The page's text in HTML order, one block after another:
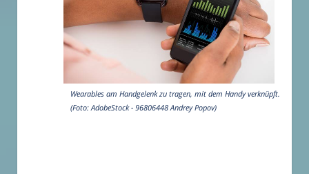
Wearables am Handgelenk zu tragen, mit dem Handy verknüpft.
(Foto: AdobeStock - 96806448 Andrey Popov)